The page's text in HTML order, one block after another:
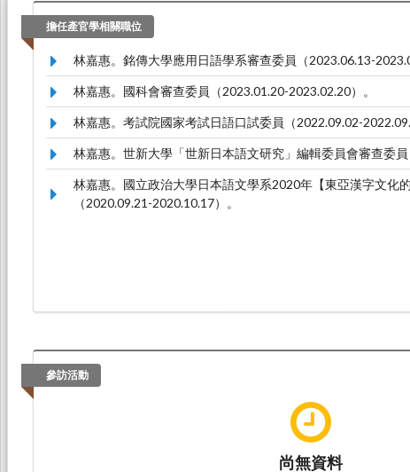
擔任產官學相關職位
林嘉惠。銘傳大學應用日語學系審查委員（2023.06.13-
林嘉惠。國科會審查委員（2023.01.20-2023.02.20）。
林嘉惠。考試院國家考試日語口試委員（2022.09.02-
林嘉惠。世新大學「世新日本語文研究」編輯委員會審查委員
林嘉惠。國立政治大學日本語文學系2020年【東亞漢字文化
（2020.09.21-2020.10.17）。
參訪活動
尚無資料